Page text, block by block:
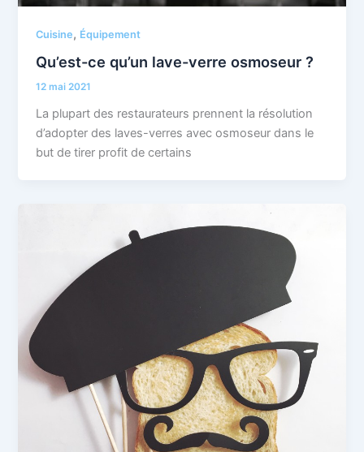
Cuisine, Équipement
Qu’est-ce qu’un lave-verre osmoseur ?
12 mai 2021
La plupart des restaurateurs prennent la résolution
d’adopter des laves-verres avec osmoseur dans le
but de tirer profit de certains